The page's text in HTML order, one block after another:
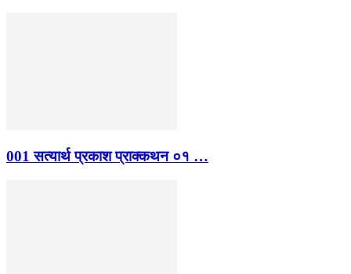
001 सत्यार्थ प्रकाश प्राक्कथन ०१ …